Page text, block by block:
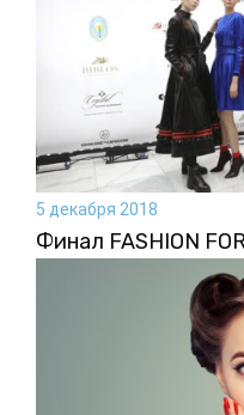
5 декабря 2018
Финал FASHION